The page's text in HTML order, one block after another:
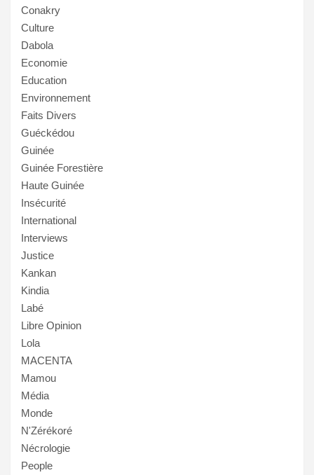
Conakry
Culture
Dabola
Economie
Education
Environnement
Faits Divers
Guéckédou
Guinée
Guinée Forestière
Haute Guinée
Insécurité
International
Interviews
Justice
Kankan
Kindia
Labé
Libre Opinion
Lola
MACENTA
Mamou
Média
Monde
N'Zérékoré
Nécrologie
People